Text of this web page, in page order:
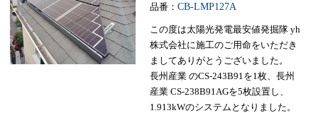
品番： CB-LMP127A
この度は太陽光発電最安値発掘隊 yh
株式会社に施工のご用命をいただき
ましてありがとうございました。
長州産業 のCS-243B91を1枚、長州
産業 CS-238B91AGを5枚設置し、
1.913kWのシステムとなりました。